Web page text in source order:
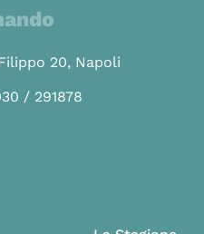
20, Napoli
/ 291878